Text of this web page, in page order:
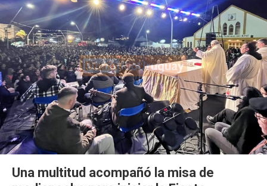
Una multitud acompañó la misa de